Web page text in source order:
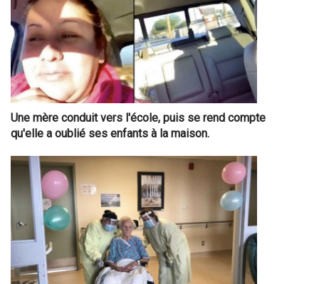
Une mère conduit vers l'école, puis se rend compte
qu'elle a oublié ses enfants à la maison.